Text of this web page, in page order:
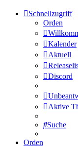
Schnellzugriff
Orden
Kalender
Aktuell
Discord
Aktive
Suche
Orden